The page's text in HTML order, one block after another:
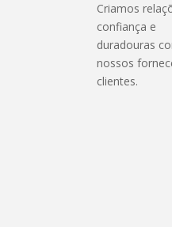
Criamos
confiança e
duradouras
nossos
clientes.